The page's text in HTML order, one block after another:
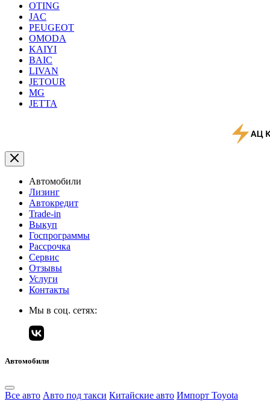
OTING
JAC
PEUGEOT
OMODA
KAIYI
BAIC
LIVAN
JETOUR
MG
JETTA
Автомобили
Лизинг
Автокредит
Trade-in
Выкуп
Госпрограммы
Рассрочка
Сервис
Отзывы
Услуги
Контакты
Мы в соц. сетях:
Автомобили
Все авто Авто под такси Китайские авто Импорт Toyota